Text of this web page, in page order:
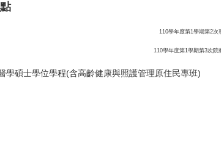
110學年度第1學期第2次
110學年度第1學期第3次
碩士學位學程(含高齡健康與照護管理原住民專班)